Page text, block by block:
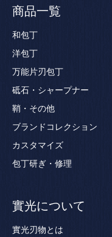
商品一覧
和包丁
洋包丁
万能片刃包丁
砥石・シャープナー
鞘・その他
ブランドコレクション
カスタマイズ
包丁研ぎ・修理
實光について
實光刃物とは